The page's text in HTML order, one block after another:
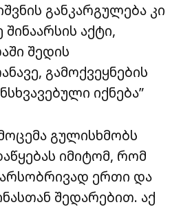
განკარგულება კი
შინაარსის აქტი,
შედის
გამოქვეყნების
იქნება”
გულისხმობს
იმიტომ, რომ
ერთი და
შედარებით. აქ